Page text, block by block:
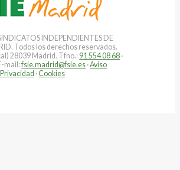
INDEPENDIENTES DE
Todos los derechos reservados.
28039 Madrid. Tfno.: 91 554 08 68 ·
mail:fsie.madrid@fsie.es ·Aviso
Privacidad · Cookies